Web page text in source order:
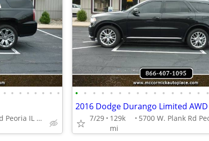
• • • • • • • •
5700 W. Plank Rd Peoria IL 61604
• • • • • • • • • • • • • • • •
2016 Dodge Durango Limited AWD
7/29
129k
mi